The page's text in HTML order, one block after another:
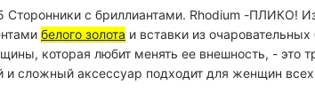
Сторонники с бриллиантами. Rhodium -ПЛИКО!
белого золота и вставки из
которая любит менять ее внешность, - это
и сложный аксессуар подходит для женщин